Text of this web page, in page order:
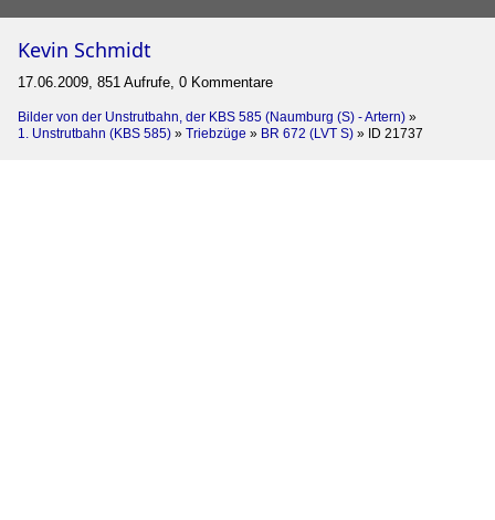
Kevin Schmidt
17.06.2009, 851 Aufrufe, 0 Kommentare
Bilder von der Unstrutbahn, der KBS 585 (Naumburg (S) - Artern) »
1. Unstrutbahn (KBS 585) » Triebzüge » BR 672 (LVT S) » ID 21737